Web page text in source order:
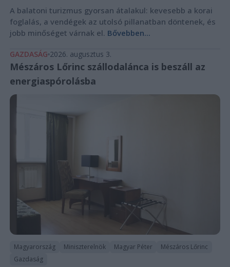
A balatoni turizmus gyorsan átalakul: kevesebb a korai
foglalás, a vendégek az utolsó pillanatban döntenek, és
jobb minőséget várnak el. Bővebben...
GAZDASÁG 2026. augusztus 3.
Mészáros Lőrinc szállodalánca is beszáll az
energiaspórolásba
Magyarország Miniszterelnök Magyar Péter
Mészáros Lőrinc
Gazdaság